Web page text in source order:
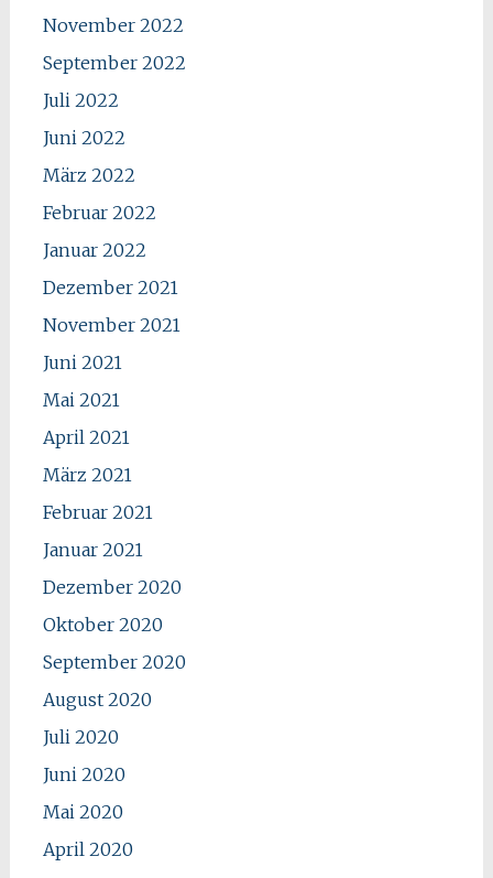
November 2022
September 2022
Juli 2022
Juni 2022
März 2022
Februar 2022
Januar 2022
Dezember 2021
November 2021
Juni 2021
Mai 2021
April 2021
März 2021
Februar 2021
Januar 2021
Dezember 2020
Oktober 2020
September 2020
August 2020
Juli 2020
Juni 2020
Mai 2020
April 2020